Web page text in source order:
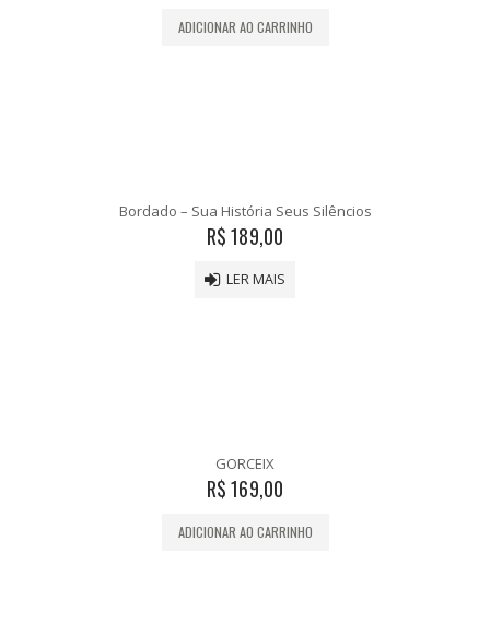
ADICIONAR AO CARRINHO
Bordado – Sua História Seus Silêncios
R$189,00
LER MAIS
GORCEIX
R$169,00
ADICIONAR AO CARRINHO